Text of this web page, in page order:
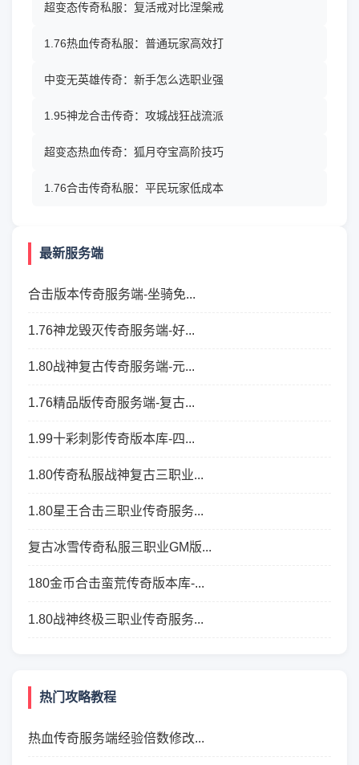
超变态传奇私服：复活戒对比涅槃戒
1.76热血传奇私服：普通玩家高效打
中变无英雄传奇：新手怎么选职业强
1.95神龙合击传奇：攻城战狂战流派
超变态热血传奇：狐月夺宝高阶技巧
1.76合击传奇私服：平民玩家低成本
最新服务端
合击版本传奇服务端-坐骑免...
1.76神龙毁灭传奇服务端-好...
1.80战神复古传奇服务端-元...
1.76精品版传奇服务端-复古...
1.99十彩刺影传奇版本库-四...
1.80传奇私服战神复古三职业...
1.80星王合击三职业传奇服务...
复古冰雪传奇私服三职业GM版...
180金币合击蛮荒传奇版本库-...
1.80战神终极三职业传奇服务...
热门攻略教程
热血传奇服务端经验倍数修改...